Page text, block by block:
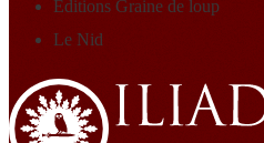
Éditions Graine de loup
Le Nid